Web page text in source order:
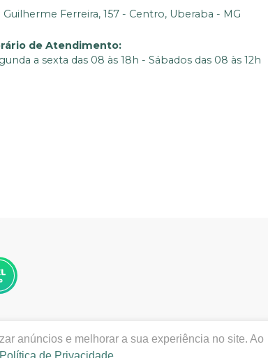
Guilherme Ferreira, 157 - Centro, Uberaba - MG
de Atendimento:
a sexta das 08 às 18h - Sábados das 08 às 12h
D.C.U.
Autorizações de Funcionamento ANVISA -
anúncios e melhorar a sua experiência no site. Ao
Política de Privacidade